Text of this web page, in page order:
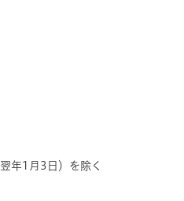
年1月3日）を除く